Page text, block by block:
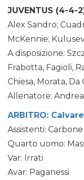
JUVENTUS (4-4-
Alex Sandro;
McKennie;
A disposizione:
Frabotta, Fagioli,
Chiesa, Morata, Da
Allenatore:
ARBITRO:
Assistenti:
Quarto uomo:
Var: Irrati
Avar: Paganessi